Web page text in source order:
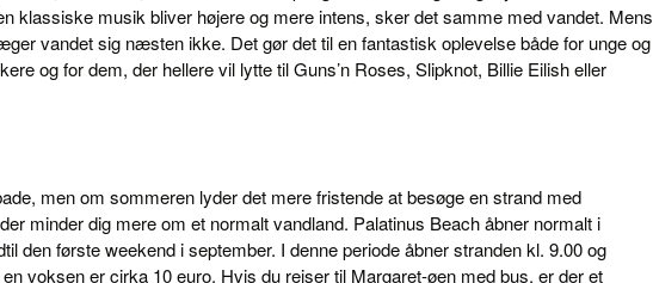
klassiske musik bliver højere og mere intens, sker det samme med vandet. Mens
vandet sig næsten ikke. Det gør det til en fantastisk oplevelse både for unge og
og for dem, der hellere vil lytte til Guns’n Roses, Slipknot, Billie Eilish eller
men om sommeren lyder det mere fristende at besøge en strand med
minder dig mere om et normalt vandland. Palatinus Beach åbner normalt i
den første weekend i september. I denne periode åbner stranden kl. 9.00 og
voksen er cirka 10 euro. Hvis du rejser til Margaret-øen med bus, er der et